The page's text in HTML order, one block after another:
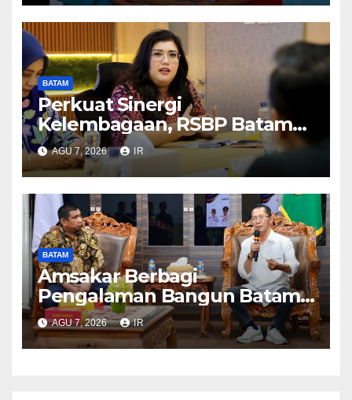
BATAM
Perkuat Sinergi
Kelembagaan, RSBP Batam
dan BPOM Pastikan
Pelayanan dan Ketersediaan
Obat Aman
AGU 7, 2026 IR
BATAM
Amsakar Berbagi
Pengalaman Bangun Batam,
DPRD Dumai Dalami
Pendidikan hingga Investasi
AGU 7, 2026 IR